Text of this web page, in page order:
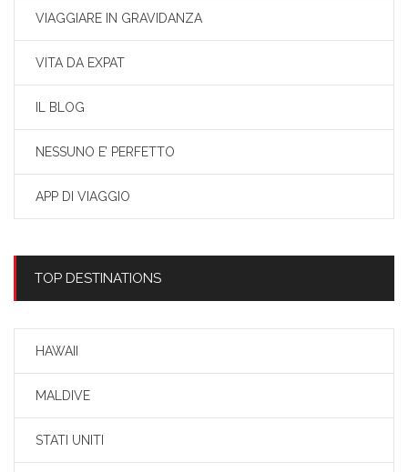
VIAGGIARE IN GRAVIDANZA
VITA DA EXPAT
IL BLOG
NESSUNO E’ PERFETTO
APP DI VIAGGIO
TOP DESTINATIONS
HAWAII
MALDIVE
STATI UNITI